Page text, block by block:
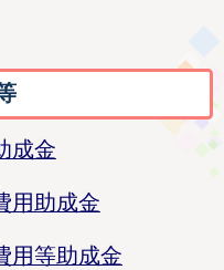
成金
用助成金
用等助成金